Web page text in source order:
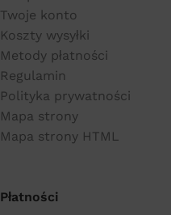
Twoje konto
Koszty wysyłki
Metody płatności
Regulamin
Polityka prywatności
Mapa strony
Mapa strony HTML
Płatności